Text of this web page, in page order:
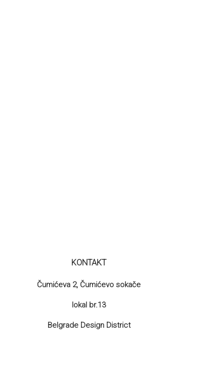
KONTAKT
Čumićeva 2, Čumićevo sokače
lokal br.13
Belgrade Design District